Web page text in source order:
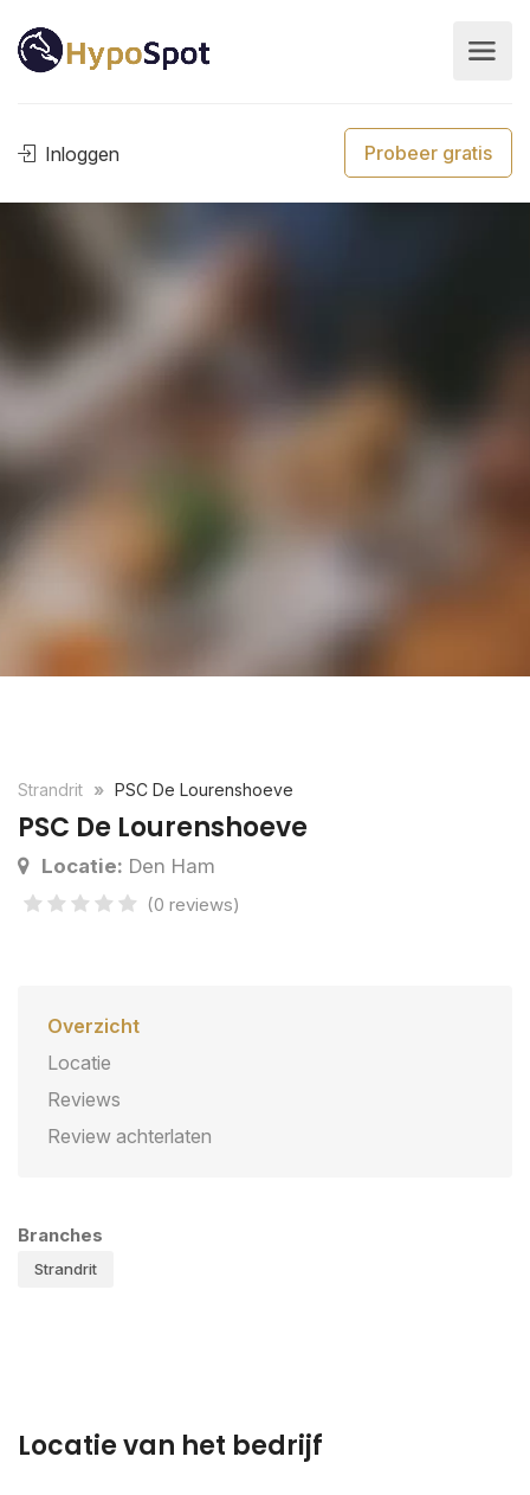
Inloggen Probeer gratis
Strandrit PSC De Lourenshoeve
PSC De Lourenshoeve
Locatie: Den Ham
(0 reviews)
Overzicht
Locatie
Reviews
Review achterlaten
Branches
Strandrit
Locatie van het bedrijf